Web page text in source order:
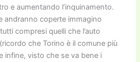
e aumentando l’inquinamento.
andranno coperte immagino
compresi quelli che l’auto
che Torino è il comune più
infine, visto che se va bene i